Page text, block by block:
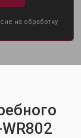
на обработку